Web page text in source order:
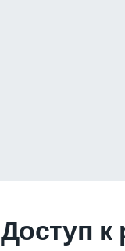
Доступ к